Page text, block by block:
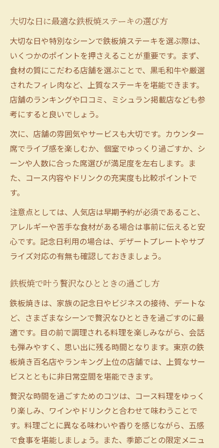
大切な日に最適な鉄板焼ステーキの選び方
大切な日や特別なシーンで鉄板焼ステーキを選ぶ際は、
いくつかのポイントを押さえることが重要です。まず、
食材の質にこだわる店舗を選ぶことで、黒毛和牛や厳選
されたフィレ肉など、上質なステーキを堪能できます。
店舗のランキングや口コミ、ミシュラン掲載店なども参
考にすると良いでしょう。
次に、店舗の雰囲気やサービスも大切です。カウンター
席でライブ感を楽しむか、個室でゆっくり過ごすか、シ
ーンや人数に合った席選びが満足度を左右します。ま
た、コース内容やドリンクの充実度も比較ポイントで
す。
注意点としては、人気店は早期予約が必須であること、
アレルギーや苦手な食材がある場合は事前に伝えると安
心です。記念日利用の場合は、デザートプレートやサプ
ライズ対応の有無も確認しておきましょう。
鉄板焼で叶う贅沢なひとときの過ごし方
鉄板焼きは、家族の記念日やビジネスの接待、デートな
ど、さまざまなシーンで贅沢なひとときを過ごすのに最
適です。目の前で調理される料理を楽しみながら、会話
も弾みやすく、思い出に残る時間となります。東京の鉄
板焼き百名店やランキング上位の店舗では、上質なサー
ビスとともに非日常空間を堪能できます。
贅沢な時間を過ごすためのコツは、コース料理をゆっく
り楽しみ、ワインやドリンクと合わせて味わうことで
す。料理ごとに異なる味わいや香りを感じながら、五感
で食事を堪能しましょう。また、季節ごとの限定メニュ